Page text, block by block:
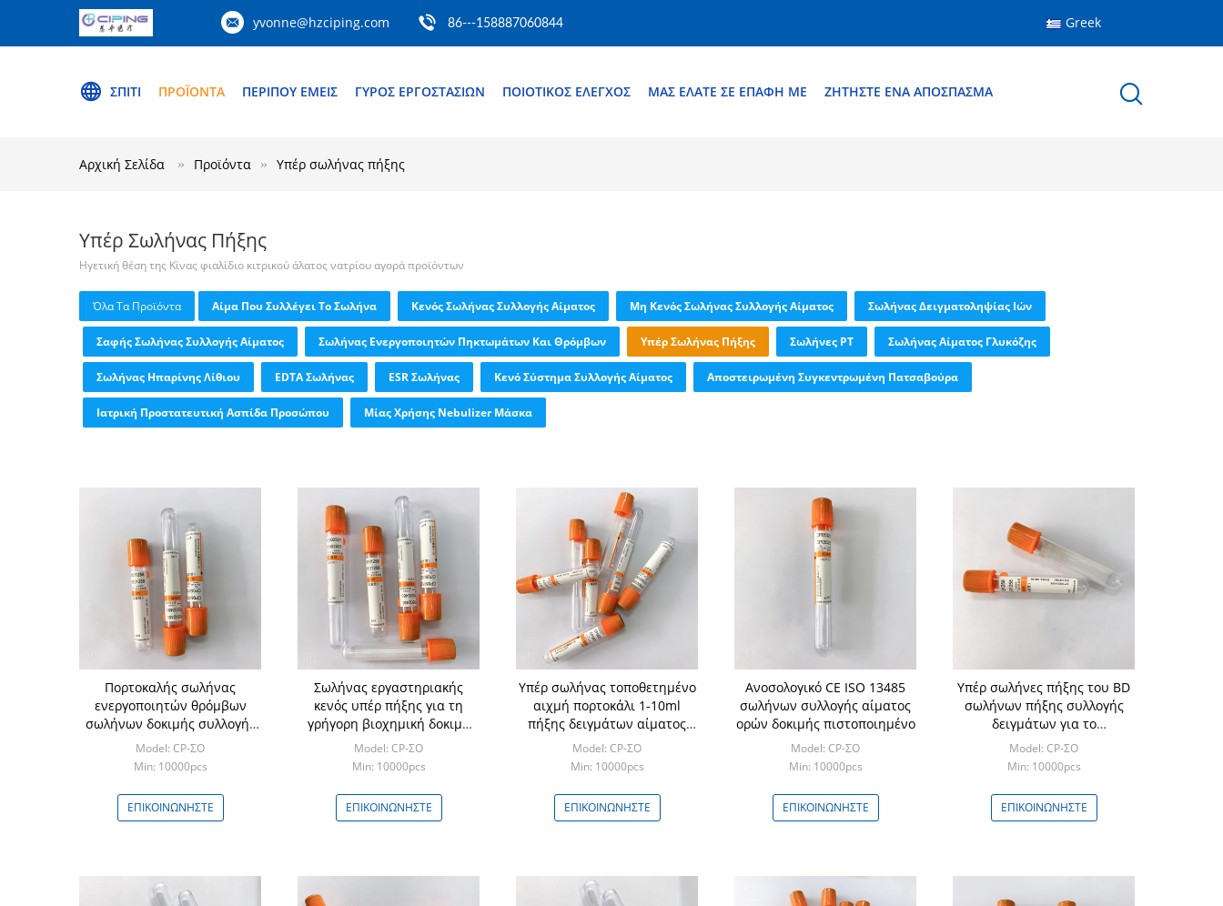
yvonne@hzciping.com 86---158887060844 Greek
ΣΠΊΤΙ ΠΡΟΪΌΝΤΑ ΠΕΡΊΠΟΥ ΕΜΕΊΣ ΓΎΡΟΣ ΕΡΓΟΣΤΑΣΊΩΝ ΠΟΙΟΤΙΚΌΣ ΈΛΕΓΧΟΣ ΜΑΣ ΕΛΆΤΕ ΣΕ ΕΠΑΦΉ ΜΕ ΖΗΤΉΣΤΕ ΈΝΑ ΑΠΌΣΠΑΣΜΑ
Αρχική Σελίδα Προϊόντα Υπέρ σωλήνας πήξης
Υπέρ Σωλήνας Πήξης
Ηγετική θέση της Κίνας φιαλίδιο κιτρικού άλατος νατρίου αγορά προϊόντων
Όλα Τα Προϊόντα Αίμα Που Συλλέγει Το Σωλήνα Κενός Σωλήνας Συλλογής Αίματος Μη Κενός Σωλήνας Συλλογής Αίματος Σωλήνας Δειγματοληψίας Ιών
Σαφής Σωλήνας Συλλογής Αίματος Σωλήνας Ενεργοποιητών Πηκτωμάτων Και Θρόμβων Υπέρ Σωλήνας Πήξης Σωλήνες PT Σωλήνας Αίματος Γλυκόζης
Σωλήνας Ηπαρίνης Λίθιου EDTA Σωλήνας ESR Σωλήνας Κενό Σύστημα Συλλογής Αίματος Αποστειρωμένη Συγκεντρωμένη Πατσαβούρα
Ιατρική Προστατευτική Ασπίδα Προσώπου Μίας Χρήσης Nebulizer Μάσκα
Πορτοκαλής σωλήνας
ενεργοποιητών θρόμβων
σωλήνων δοκιμής συλλογής
δειγμάτων πήξης
Model: CP-ΣΟ
Min: 10000pcs
ΕΠΙΚΟΙΝΩΝΉΣΤΕ
Σωλήνας εργαστηριακής
κενός υπέρ πήξης για τη
γρήγορη βιοχημική δοκιμή
ορών
Model: CP-ΣΟ
Min: 10000pcs
ΕΠΙΚΟΙΝΩΝΉΣΤΕ
Υπέρ σωλήνας τοποθετημένο
αιχμή πορτοκάλι 1-10ml
πήξης δειγμάτων αίματος
μιάς χρήσεως
Model: CP-ΣΟ
Min: 10000pcs
ΕΠΙΚΟΙΝΩΝΉΣΤΕ
Ανοσολογικό CE ISO 13485
σωλήνων συλλογής αίματος
ορών δοκιμής πιστοποιημένο
Model: CP-ΣΟ
Min: 10000pcs
ΕΠΙΚΟΙΝΩΝΉΣΤΕ
Υπέρ σωλήνες πήξης του BD
σωλήνων πήξης συλλογής
δειγμάτων για το
ενεργοποιητή θρόμβων
Model: CP-ΣΟ
Min: 10000pcs
ΕΠΙΚΟΙΝΩΝΉΣΤΕ